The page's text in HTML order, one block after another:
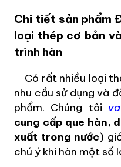
Chi tiết sản phẩm
loại thép cơ bản
trình hàn
Có rất nhiều loại
nhu cầu sử dụng và
phẩm. Chúng tôi
cung cấp que hàn,
xuất trong nước)
chú ý khi hàn một số